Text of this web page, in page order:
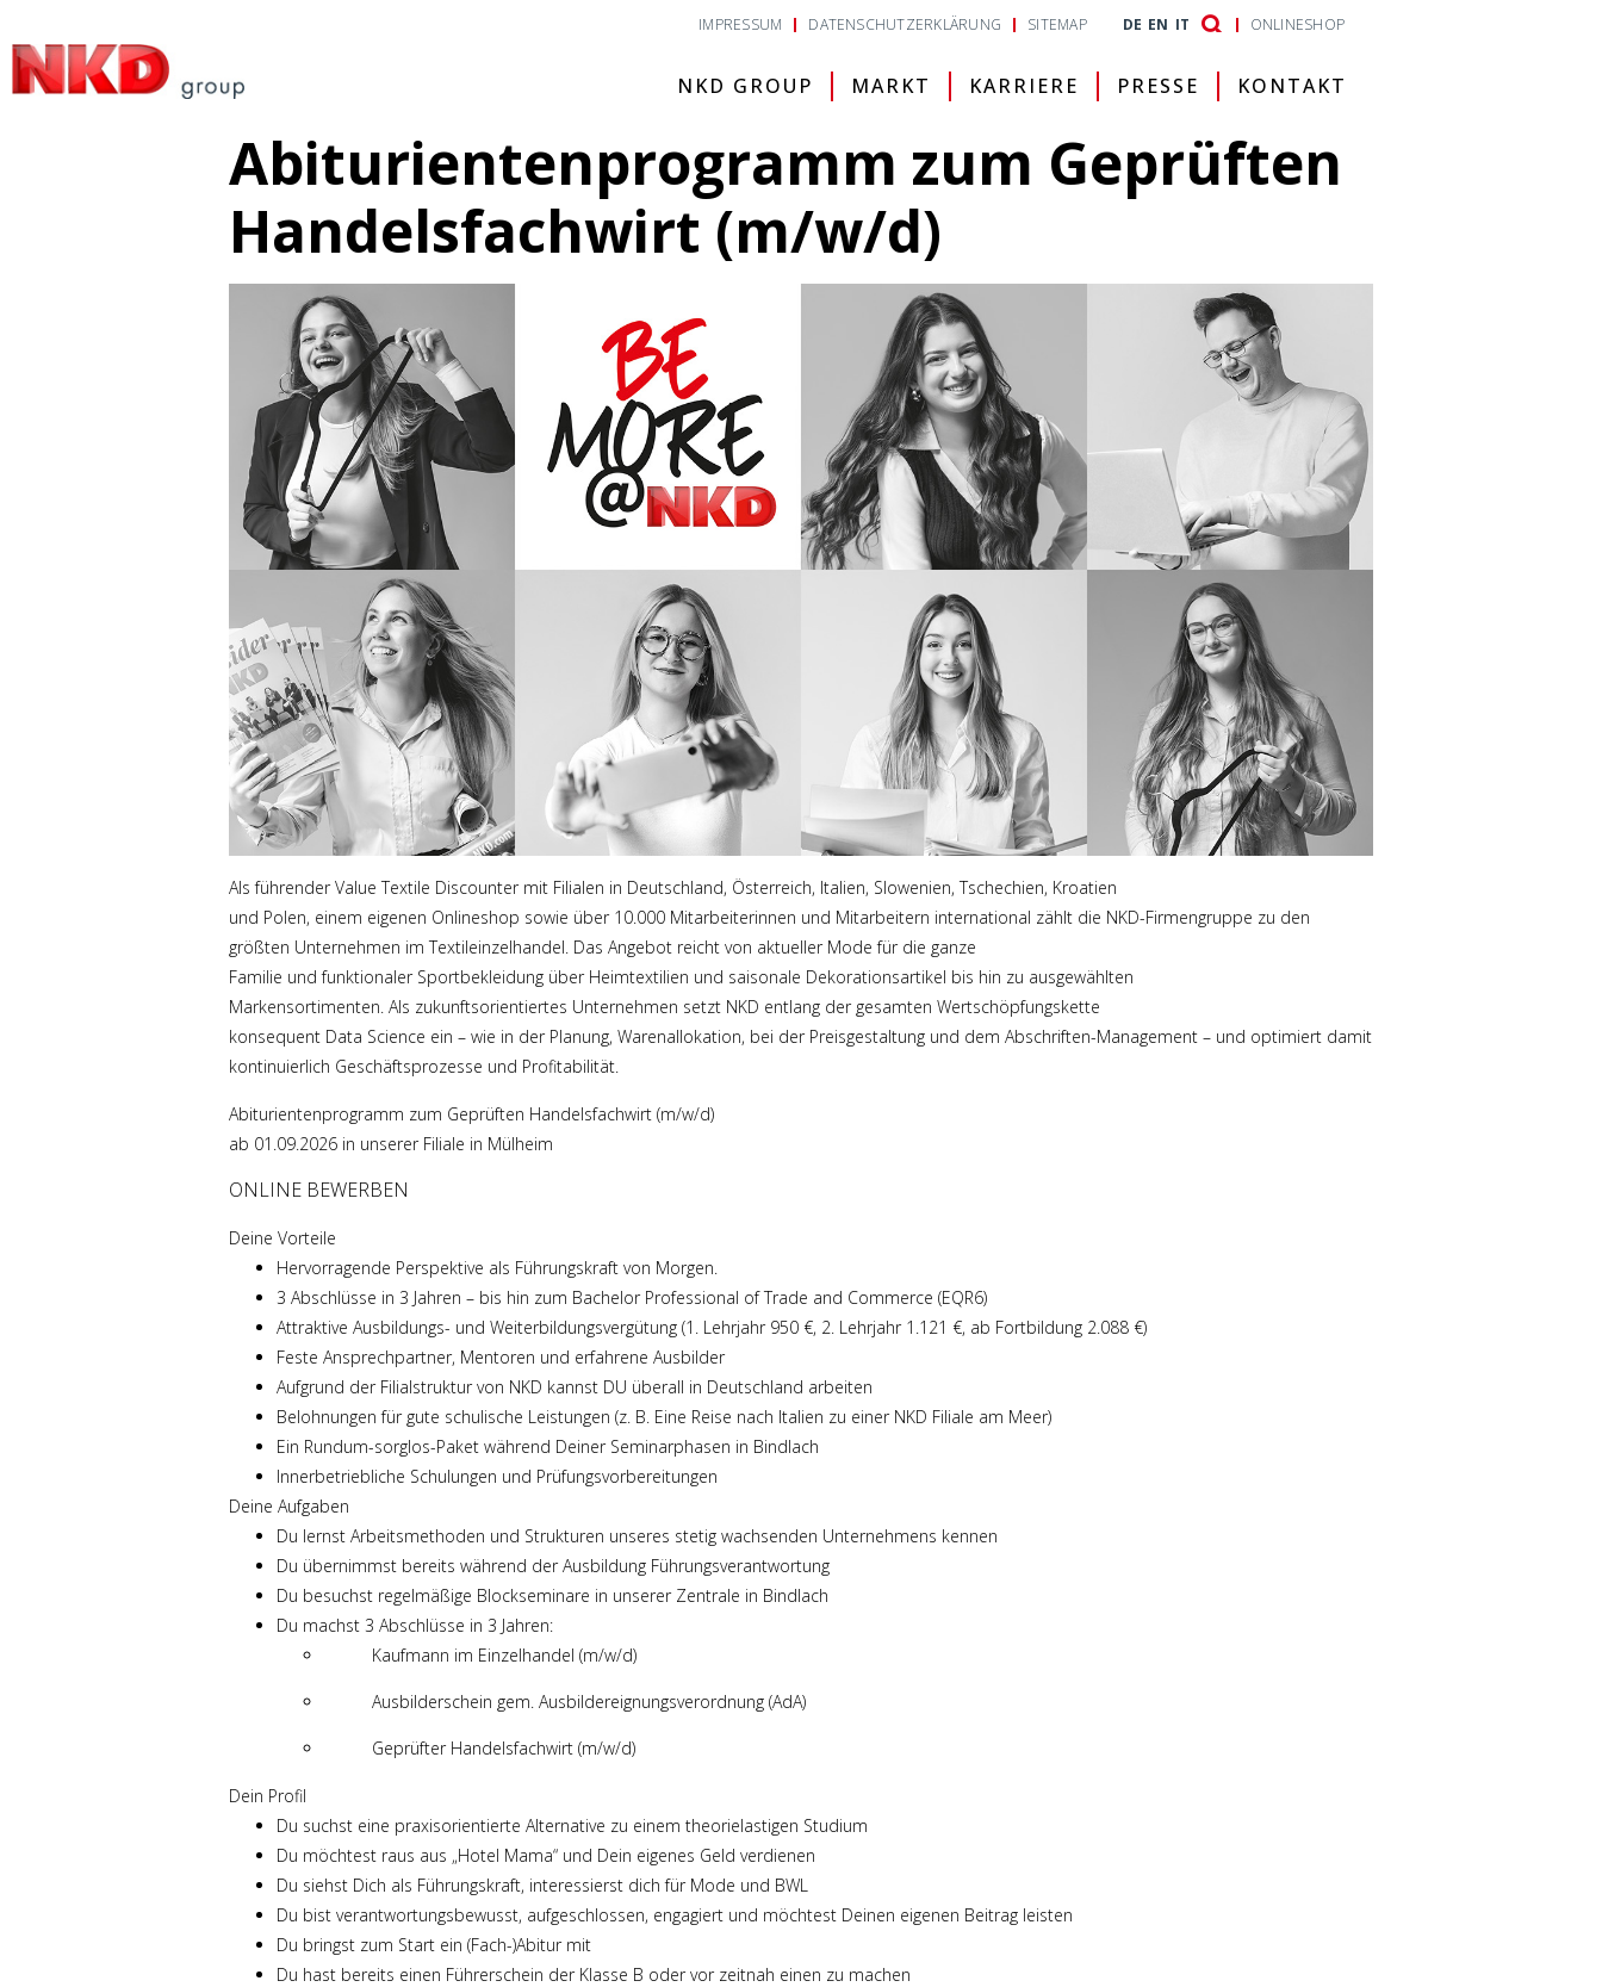
IMPRESSUM DATENSCHUTZERKLÄRUNG SITEMAP DE EN IT ONLINESHOP
NKD GROUP MARKT KARRIERE PRESSE KONTAKT
Abiturientenprogramm zum Geprüften
Handelsfachwirt (m/w/d)
Als führender Value Textile Discounter mit Filialen in Deutschland, Österreich, Italien, Slowenien, Tschechien, Kroatien
und Polen, einem eigenen Onlineshop sowie über 10.000 Mitarbeiterinnen und Mitarbeitern international zählt die NKD-Firmengruppe zu den
größten Unternehmen im Textileinzelhandel. Das Angebot reicht von aktueller Mode für die ganze
Familie und funktionaler Sportbekleidung über Heimtextilien und saisonale Dekorationsartikel bis hin zu ausgewählten
Markensortimenten. Als zukunftsorientiertes Unternehmen setzt NKD entlang der gesamten Wertschöpfungskette
konsequent Data Science ein – wie in der Planung, Warenallokation, bei der Preisgestaltung und dem Abschriften-Management – und optimiert damit
kontinuierlich Geschäftsprozesse und Profitabilität.
Abiturientenprogramm zum Geprüften Handelsfachwirt (m/w/d)
ab 01.09.2026 in unserer Filiale in Mülheim
ONLINE BEWERBEN
Deine Vorteile
Hervorragende Perspektive als Führungskraft von Morgen.
3 Abschlüsse in 3 Jahren – bis hin zum Bachelor Professional of Trade and Commerce (EQR6)
Attraktive Ausbildungs- und Weiterbildungsvergütung (1. Lehrjahr 950 €, 2. Lehrjahr 1.121 €, ab Fortbildung 2.088 €)
Feste Ansprechpartner, Mentoren und erfahrene Ausbilder
Aufgrund der Filialstruktur von NKD kannst DU überall in Deutschland arbeiten
Belohnungen für gute schulische Leistungen (z. B. Eine Reise nach Italien zu einer NKD Filiale am Meer)
Ein Rundum-sorglos-Paket während Deiner Seminarphasen in Bindlach
Innerbetriebliche Schulungen und Prüfungsvorbereitungen
Deine Aufgaben
Du lernst Arbeitsmethoden und Strukturen unseres stetig wachsenden Unternehmens kennen
Du übernimmst bereits während der Ausbildung Führungsverantwortung
Du besuchst regelmäßige Blockseminare in unserer Zentrale in Bindlach
Du machst 3 Abschlüsse in 3 Jahren:
Kaufmann im Einzelhandel (m/w/d)
Ausbilderschein gem. Ausbildereignungsverordnung (AdA)
Geprüfter Handelsfachwirt (m/w/d)
Dein Profil
Du suchst eine praxisorientierte Alternative zu einem theorielastigen Studium
Du möchtest raus aus „Hotel Mama“ und Dein eigenes Geld verdienen
Du siehst Dich als Führungskraft, interessierst dich für Mode und BWL
Du bist verantwortungsbewusst, aufgeschlossen, engagiert und möchtest Deinen eigenen Beitrag leisten
Du bringst zum Start ein (Fach-)Abitur mit
Du hast bereits einen Führerschein der Klasse B oder vor zeitnah einen zu machen